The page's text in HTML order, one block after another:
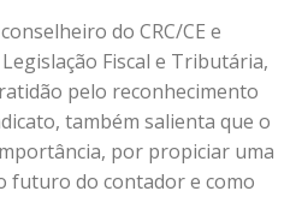
do CRC/CE e
Fiscal e Tributária,
pelo reconhecimento
também salienta que o
por propiciar uma
futuro do contador e como